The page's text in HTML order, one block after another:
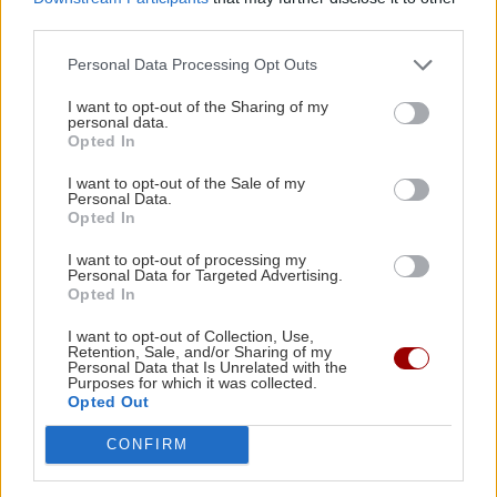
Personal Data Processing Opt Outs
I want to opt-out of the Sharing of my
personal data.
Opted In
I want to opt-out of the Sale of my
Personal Data.
Opted In
I want to opt-out of processing my
Personal Data for Targeted Advertising.
Opted In
I want to opt-out of Collection, Use,
Retention, Sale, and/or Sharing of my
Personal Data that Is Unrelated with the
Purposes for which it was collected.
Opted Out
CONFIRM
10:52 | 06/04/2023
ΚΟΣΜΟΣ
Πανσέληνος Απριλίου:
Απόψε η «Ροζ Πανσέληνος»,
της Άνοιξης
ΠΕΡΙΣΣΟΤΕΡΑ
χαρακτηριστικά των
ανθρώπων που έχουν
γεννηθεί τον Απρίλιο
GOSSIP - LIFESTYLE